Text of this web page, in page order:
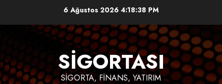
6 Ağustos 2026 4:18:40 PM
SIGORTASI
SIGORTA, FINANS, YATIRIM